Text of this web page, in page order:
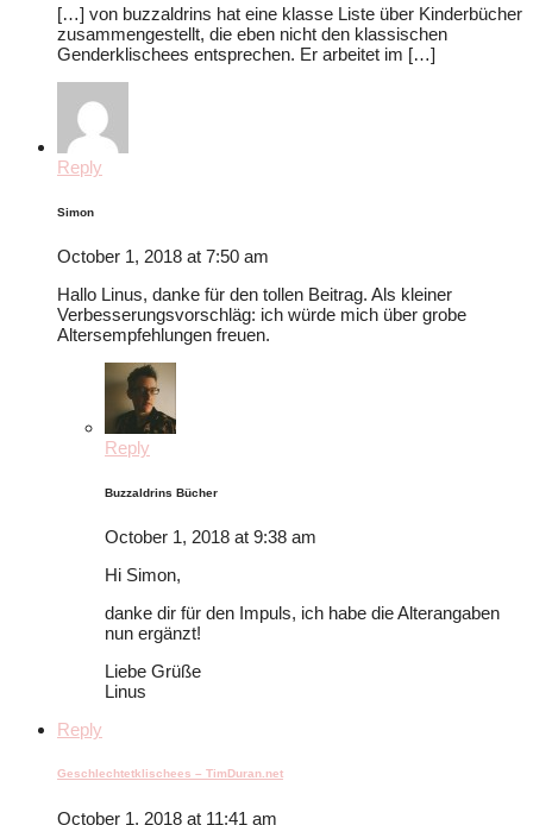
[…] von buzzaldrins hat eine klasse Liste über Kinderbücher
zusammengestellt, die eben nicht den klassischen
Genderklischees entsprechen. Er arbeitet im […]
Reply
Simon
October 1, 2018 at 7:50 am
Hallo Linus, danke für den tollen Beitrag. Als kleiner
Verbesserungsvorschläg: ich würde mich über grobe
Altersempfehlungen freuen.
Reply
Buzzaldrins Bücher
October 1, 2018 at 9:38 am
Hi Simon,
danke dir für den Impuls, ich habe die Alterangaben
nun ergänzt!
Liebe Grüße
Linus
Reply
Geschlechtetklischees – TimDuran.net
October 1, 2018 at 11:41 am